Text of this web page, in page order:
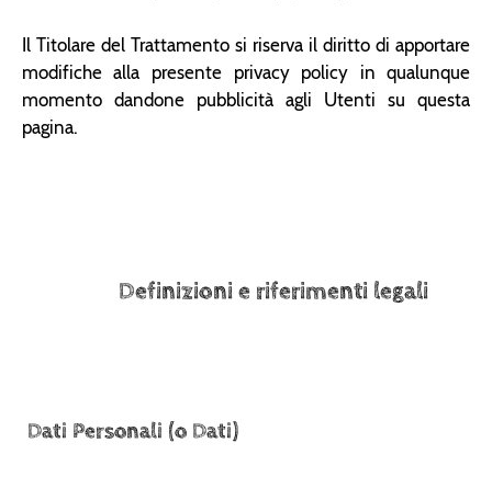
Il Titolare del Trattamento si riserva il diritto di apportare
modifiche alla presente privacy policy in qualunque
momento dandone pubblicità agli Utenti su questa
pagina.
Definizioni e riferimenti legali
Dati Personali (o Dati)